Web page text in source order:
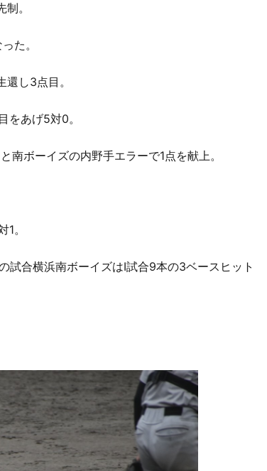
。
た。
し3点目。
をあげ5対0。
ボーイズの内野手エラーで1点を献上。
。
合横浜南ボーイズはⅠ試合9本の3ベースヒット